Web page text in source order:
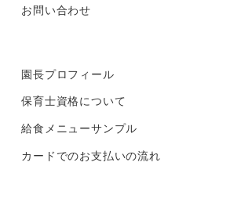
お問い合わせ
園長プロフィール
保育士資格について
給食メニューサンプル
カードでのお支払いの流れ